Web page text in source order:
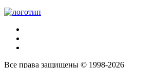
Все права защищены © 1998-2026